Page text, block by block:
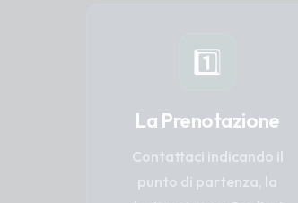
1️⃣
La Prenotazione
Contattaci indicando il
punto di partenza, la